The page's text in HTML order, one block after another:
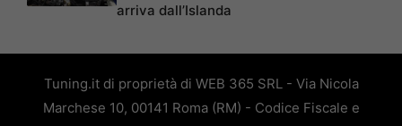
arriva dall’Islanda
Tuning.it di proprietà di WEB 365 SRL - Via Nicola
Marchese 10, 00141 Roma (RM) - Codice Fiscale e